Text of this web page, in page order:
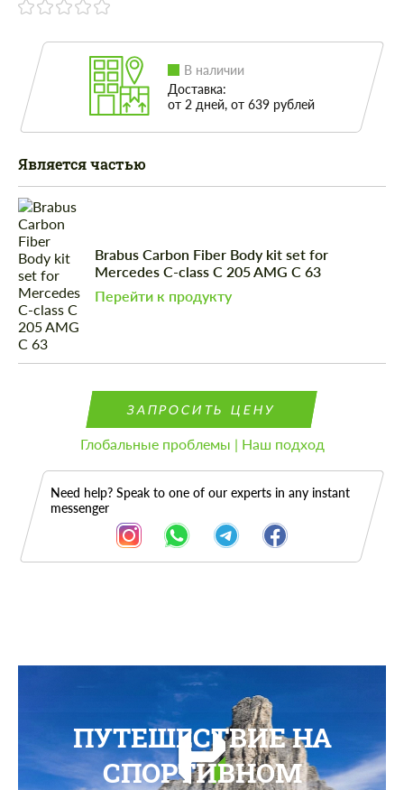
В наличии
Доставка:
от 2 дней, от 639 рублей
Является частью
Brabus Carbon Fiber Body kit set for
Mercedes C-class C 205 AMG C 63
Перейти к продукту
ЗАПРОСИТЬ ЦЕНУ
Глобальные проблемы | Наш подход
Need help? Speak to one of our experts in any instant
messenger
ПУТЕШЕСТВИЕ НА
СПОРТИВНОМ